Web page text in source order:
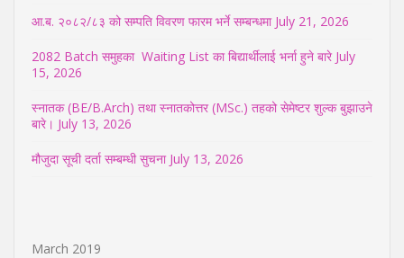
आ.ब. २०८२/८३ को सम्पति विवरण फारम भर्ने सम्बन्धमा July 21, 2026
2082 Batch समुहका Waiting List का बिद्यार्थीलाई भर्ना हुने बारे July
15, 2026
स्नातक (BE/B.Arch) तथा स्नातकोत्तर (MSc.) तहको सेमेष्टर शुल्क बुझाउने
बारे। July 13, 2026
मौजुदा सूची दर्ता सम्बम्धी सुचना July 13, 2026
March 2019